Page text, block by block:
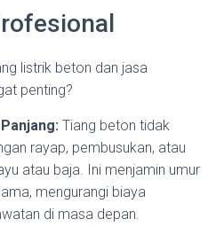
listrik beton dan jasa
penting?
Tiang beton tidak
rayap, pembusukan, atau
atau baja. Ini menjamin umur
mengurangi biaya
di masa depan.